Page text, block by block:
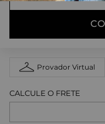
Provador Virtual